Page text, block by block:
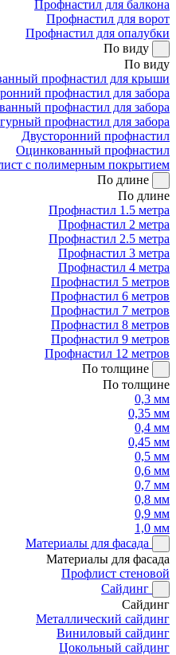
Профнастил для балкона
Профнастил для ворот
Профнастил для опалубки
По виду
По виду
профнастил для крыши
профнастил для забора
профнастил для забора
профнастил для забора
Двусторонний профнастил
Оцинкованный профнастил
с полимерным покрытием
По длине
По длине
Профнастил 1.5 метра
Профнастил 2 метра
Профнастил 2.5 метра
Профнастил 3 метра
Профнастил 4 метра
Профнастил 5 метров
Профнастил 6 метров
Профнастил 7 метров
Профнастил 8 метров
Профнастил 9 метров
Профнастил 12 метров
По толщине
По толщине
0,3 мм
0,35 мм
0,4 мм
0,45 мм
0,5 мм
0,6 мм
0,7 мм
0,8 мм
0,9 мм
1,0 мм
Материалы для фасада
Материалы для фасада
Профлист стеновой
Сайдинг
Сайдинг
Металлический сайдинг
Виниловый сайдинг
Цокольный сайдинг